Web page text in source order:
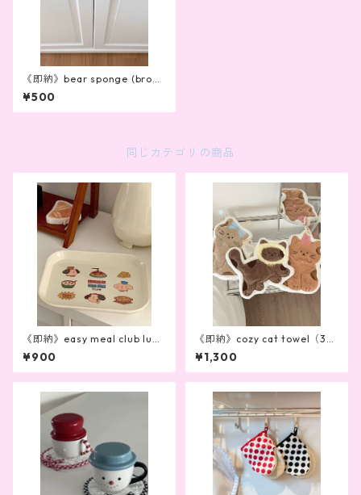
《即納》bear sponge (brow
n)
¥500
同じカテゴリの商品
《即納》easy meal club lunc
h bord
¥900
《即納》cozy cat towel（3ty
pe）
¥1,300